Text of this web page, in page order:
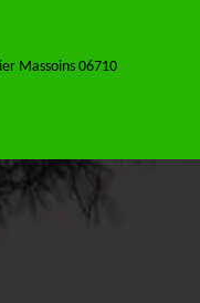
Massoins 06710